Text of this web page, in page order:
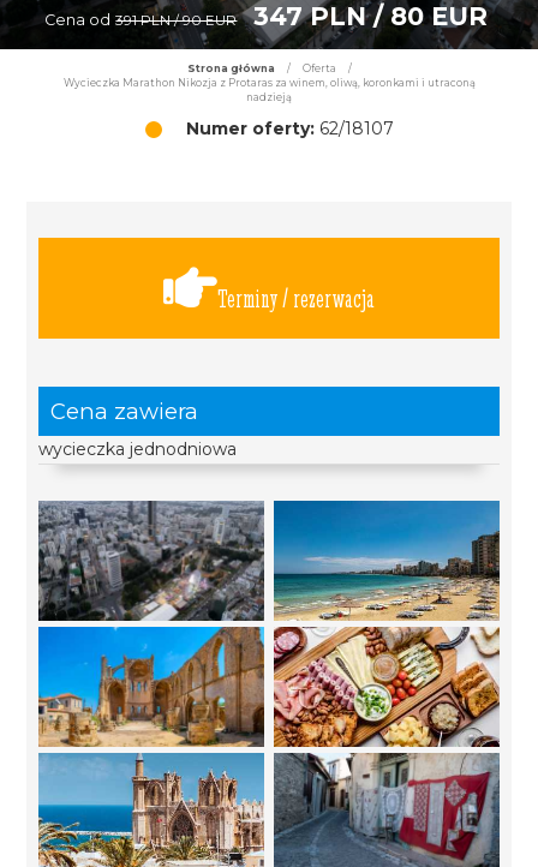
Cena od 391 PLN / 90 EUR 347 PLN / 80 EUR
Strona główna / Oferta
/
Wycieczka Marathon Nikozja z Protaras za winem, oliwą, koronkami i utraconą
nadzieją
Numer oferty:62/18107
Terminy / rezerwacja
Cena zawiera
wycieczka jednodniowa